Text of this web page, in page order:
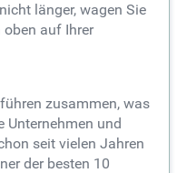
länger, wagen Sie
auf Ihrer
zusammen, was
Unternehmen und
seit vielen Jahren
der besten 10